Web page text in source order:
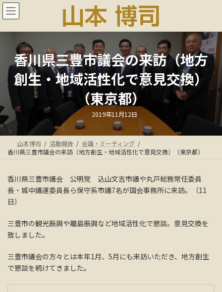
コ
ン
ン
ナ
ビ
ー
香川県三豊市議会の来訪（地方
創生・地域活性化で意見交換）
（東京都）
最
終
日
時
:
2019年11月12日
山本博司 活動報告
会議・ミーティング
香川県三豊市議会の来訪（地方創生・地域活性化で意見交換）（東京都）
香川県三豊市議会 公明党 込山文吉市議や丸戸総務常任委員
長・城中議運委員長ら保守系市議7名が国会事務所に来訪。（11
日）
三豊市の観光振興や離島振興など地域活性化で懇談。意見交換を
致しました。
三豊市議会の方々とは本年1月、5月にも来訪いただき、地方創生
で懇談を続けてきました。